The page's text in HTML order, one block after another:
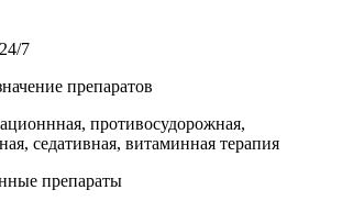
7
препаратов
противосудорожная,
седативная, витаминная терапия
препараты